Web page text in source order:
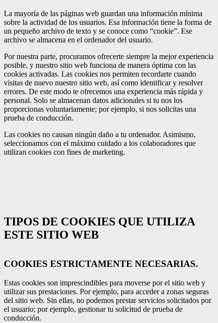
La mayoría de las páginas web guardan una información mínima
sobre la actividad de los usuarios. Esa información tiene la forma de
un pequeño archivo de texto y se conoce como “cookie”. Ese
archivo se almacena en el ordenador del usuario.
Por nuestra parte, procuramos ofrecerte siempre la mejor experiencia
posible, y nuestro sitio web funciona de manera óptima con las
cookies activadas. Las cookies nos permiten recordarte cuando
visitas de nuevo nuestro sitio web, así como identificar y resolver
errores. De este modo te ofrecemos una experiencia más rápida y
personal. Solo se almacenan datos adicionales si tu nos los
proporcionas voluntariamente; por ejemplo, si nos solicitas una
prueba de conducción.
Las cookies no causan ningún daño a tu ordenador. Asimismo,
seleccionamos con el máximo cuidado a los colaboradores que
utilizan cookies con fines de marketing.
TIPOS DE COOKIES QUE UTILIZA
ESTE SITIO WEB
COOKIES ESTRICTAMENTE NECESARIAS.
Estas cookies son imprescindibles para moverse por el sitio web y
utilizar sus prestaciones. Por ejemplo, para acceder a zonas seguras
del sitio web. Sin ellas, no podemos prestar servicios solicitados por
el usuario; por ejemplo, gestionar tu solicitud de prueba de
conducción.